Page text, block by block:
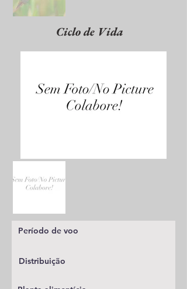
Ciclo de Vida
Período de voo
Distribuição